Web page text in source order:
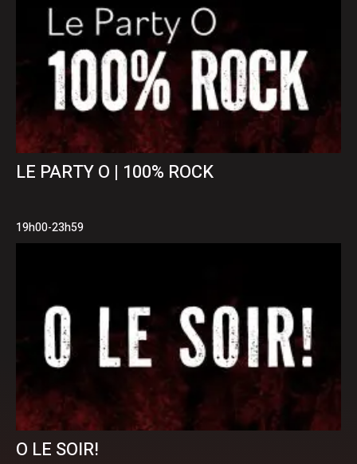
LE PARTY O | 100% ROCK
19h00-23h59
O LE SOIR!